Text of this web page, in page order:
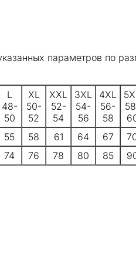
параметров по
L
48-
50
XL
50-
52
XXL
52-
54
3XL
54-
56
4XL
56-
58
55 58 61 64 67
74 76 78 80 85